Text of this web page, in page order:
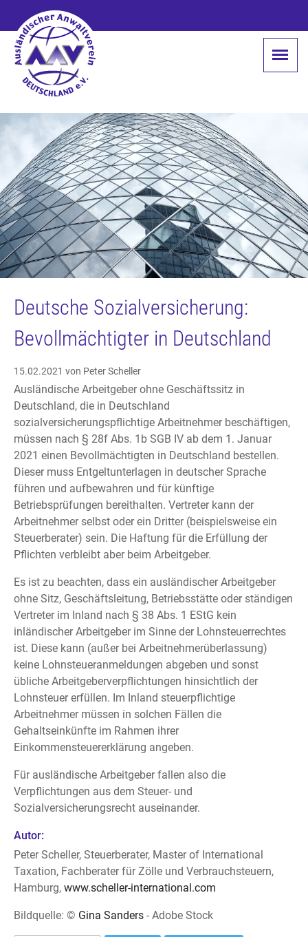
Deutsche Sozialversicherung:
Bevollmächtigter in Deutschland
15.02.2021 von Peter Scheller
Ausländische Arbeitgeber ohne Geschäftssitz in
Deutschland, die in Deutschland
sozialversicherungspflichtige Arbeitnehmer beschäftigen,
müssen nach § 28f Abs. 1b SGB IV ab dem 1. Januar
2021 einen Bevollmächtigten in Deutschland bestellen.
Dieser muss Entgeltunterlagen in deutscher Sprache
führen und aufbewahren und für künftige
Betriebsprüfungen bereithalten. Vertreter kann der
Arbeitnehmer selbst oder ein Dritter (beispielsweise ein
Steuerberater) sein. Die Haftung für die Erfüllung der
Pflichten verbleibt aber beim Arbeitgeber.
Es ist zu beachten, dass ein ausländischer Arbeitgeber
ohne Sitz, Geschäftsleitung, Betriebsstätte oder ständigen
Vertreter im Inland nach § 38 Abs. 1 EStG kein
inländischer Arbeitgeber im Sinne der Lohnsteuerrechtes
ist. Diese kann (außer bei Arbeitnehmerüberlassung)
keine Lohnsteueranmeldungen abgeben und sonst
übliche Arbeitgeberverpflichtungen hinsichtlich der
Lohnsteuer erfüllen. Im Inland steuerpflichtige
Arbeitnehmer müssen in solchen Fällen die
Gehaltseinkünfte im Rahmen ihrer
Einkommensteuererklärung angeben.
Für ausländische Arbeitgeber fallen also die
Verpflichtungen aus dem Steuer- und
Sozialversicherungsrecht auseinander.
Autor:
Peter Scheller, Steuerberater, Master of International
Taxation, Fachberater für Zölle und Verbrauchsteuern,
Hamburg, www.scheller-international.com
Bildquelle: © Gina Sanders - Adobe Stock